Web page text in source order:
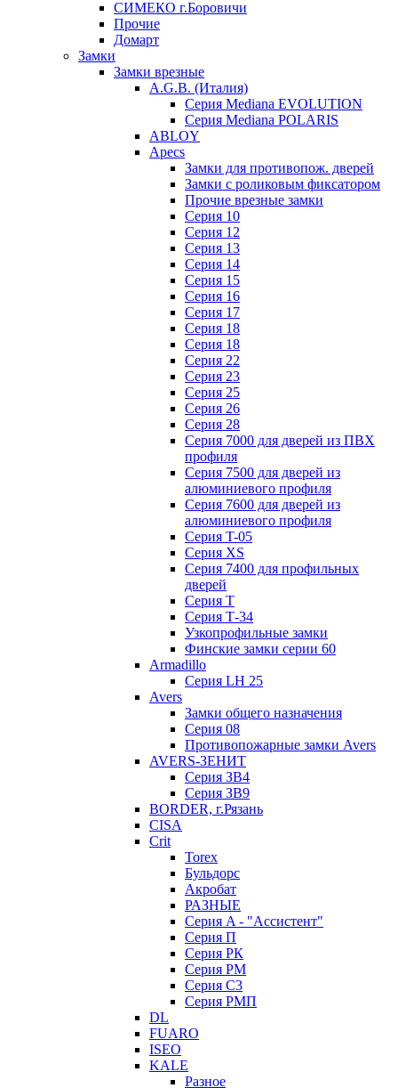
СИМЕКО г.Боровичи
Прочие
Домарт
Замки
Замки врезные
A.G.B. (Италия)
Серия Mediana EVOLUTION
Серия Mediana POLARIS
ABLOY
Apecs
Замки для противопож. дверей
Замки с роликовым фиксатором
Прочие врезные замки
Серия 10
Серия 12
Серия 13
Серия 14
Серия 15
Серия 16
Серия 17
Серия 18
Серия 18
Серия 22
Серия 23
Серия 25
Серия 26
Серия 28
Серия 7000 для дверей из ПВХ
профиля
Серия 7500 для дверей из
алюминиевого профиля
Серия 7600 для дверей из
алюминиевого профиля
Серия T-05
Серия XS
Серия 7400 для профильных
дверей
Серия Т
Серия Т-34
Узкопрофильные замки
Финские замки серии 60
Armadillo
Серия LH 25
Avers
Замки общего назначения
Серия 08
Противопожарные замки Avers
AVERS-ЗЕНИТ
Серия ЗВ4
Серия ЗВ9
BORDER, г.Рязань
CISA
Crit
Torex
Бульдорс
Акробат
РАЗНЫЕ
Серия A - "Ассистент"
Серия П
Серия РК
Серия РМ
Серия С3
Серия РМП
DL
FUARO
ISEO
KALE
Разное